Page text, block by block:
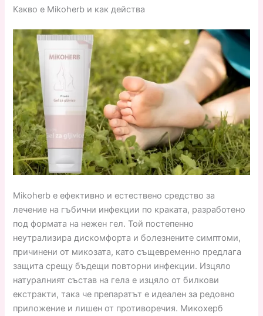
Какво е Mikoherb и как действа
Mikoherb е ефективно и естествено средство за
лечение на гъбични инфекции по краката, разработено
под формата на нежен гел. Той постепенно
неутрализира дискомфорта и болезнените симптоми,
причинени от микозата, като същевременно предлага
защита срещу бъдещи повторни инфекции. Изцяло
натуралният състав на гела е изцяло от билкови
екстракти, така че препаратът е идеален за редовно
приложение и лишен от противоречия. Микохерб